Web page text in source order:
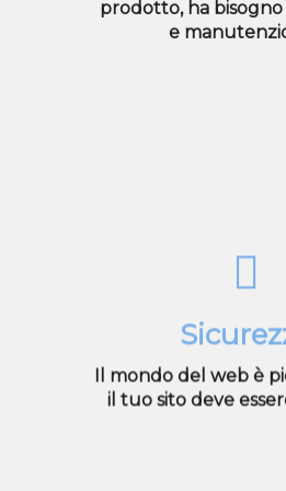
prodotto, ha bisogno
e
qualsiasi
presentarsi, per
Il mondo del web è
il tuo sito deve
è per questo
realizzazione dei
fattore sicurezza.
sistemi antivirus e
protocolli di
accorgimenti per